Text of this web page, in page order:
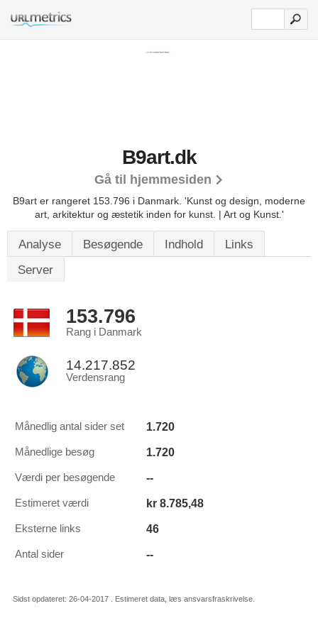
B9art.dk
Gå til hjemmesiden
B9art er rangeret 153.796 i Danmark. 'Kunst og design, moderne
art, arkitektur og æstetik inden for kunst. | Art og Kunst.'
Analyse Besøgende Indhold
Links
Server
153.796
Rang i Danmark
14.217.852
Verdensrang
Månedlig antal sider set 1.720
Månedlige besøg 1.720
Værdi per besøgende --
Estimeret værdi kr 8.785,48
Eksterne links 46
Antal sider --
Sidst opdateret: 26-04-2017 . Estimeret data, læs ansvarsfraskrivelse.